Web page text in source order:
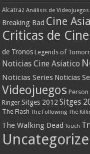
Alcatraz Análisis de Videojuegos
Breaking Bad Cine
Criticas de Cine
de Tronos Legends of
Noticias Cine Asiatico
Noticias Series Noticias
Videojuegos
Ringer Sitges 2012 Sitges
The Flash The Following The
The Walking Dead Touch